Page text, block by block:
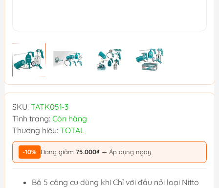
SKU: TATK051-3
Tình trạng: Còn hàng
Thương hiệu: TOTAL
-10% Đang giảm 75.000₫ — Áp dụng ngay
Bộ 5 công cụ dùng khí Chỉ với đầu nối loại Nitto